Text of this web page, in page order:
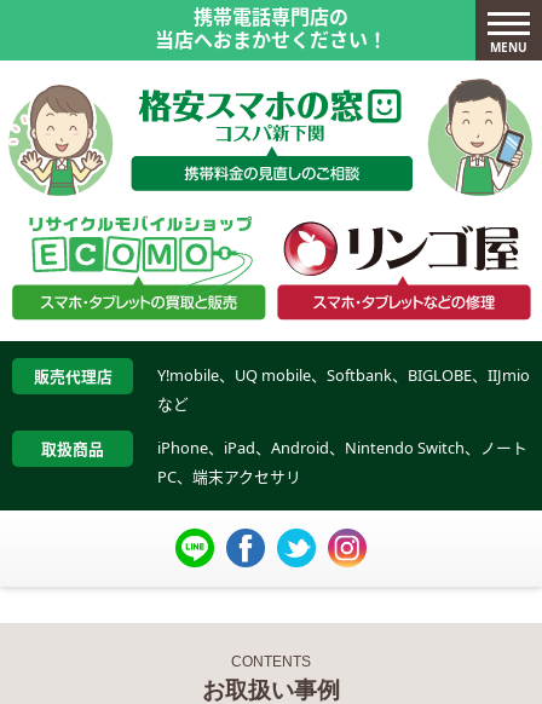
携帯電話専門店の
当店へおまかせください！
販売代理店
Y!mobile、UQ mobile、Softbank、BIGLOBE、IIJmio
など
取扱商品
iPhone、iPad、Android、Nintendo Switch、ノート
PC、端末アクセサリ
MENU
CONTENTS
お取扱い事例